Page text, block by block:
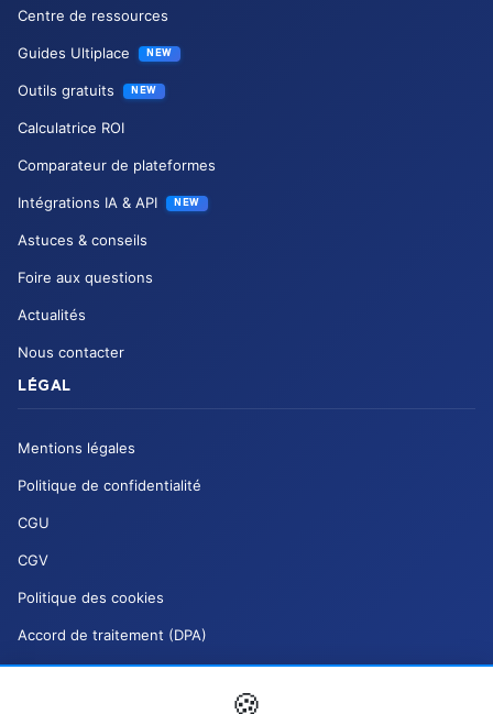
Centre de ressources
Guides Ultiplace NEW
Outils gratuits NEW
Calculatrice ROI
Comparateur de plateformes
Intégrations IA & API NEW
Astuces & conseils
Foire aux questions
Actualités
Nous contacter
LÉGAL
Mentions légales
Politique de confidentialité
CGU
CGV
Politique des cookies
Accord de traitement (DPA)
Charte de modération (DSA)
🍪